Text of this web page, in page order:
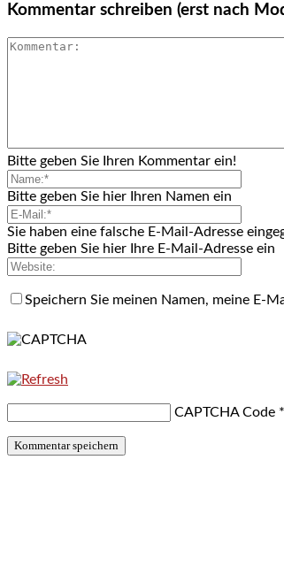
Kommentar schreiben (erst nach
Bitte geben Sie Ihren Kommentar ein!
Bitte geben Sie hier Ihren Namen ein
Sie haben eine falsche E-Mail-Adresse
Bitte geben Sie hier Ihre E-Mail-Adresse ein
Speichern Sie meinen Namen, meine E-
CAPTCHA Code *